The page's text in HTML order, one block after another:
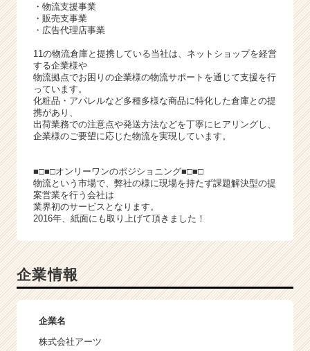
・物流支援事業
・販売支事業
・広告代理店事業
11の物流倉庫と提携している当社は、ネットショップを経営
する企業様や
物流拠点でお困りの企業様の物流サポートを通じて支援を行
っています。
化粧品・アパレルなど多種多様な商品に特化した倉庫との提
携があり、
出荷業務での注意点や発送方法などを丁寧にヒアリングし、
企業様のご要望に応じた物流を実現しています。
■□■□オンリーワンのポジショニング■□■□
物流という市場で、弊社の様に現場を持たず課題解決型の提
案営業を行う会社は
業界初のサービスとなります。
2016年、紙面にも取り上げて頂きました！
企業情報
企業名
株式会社アーツ